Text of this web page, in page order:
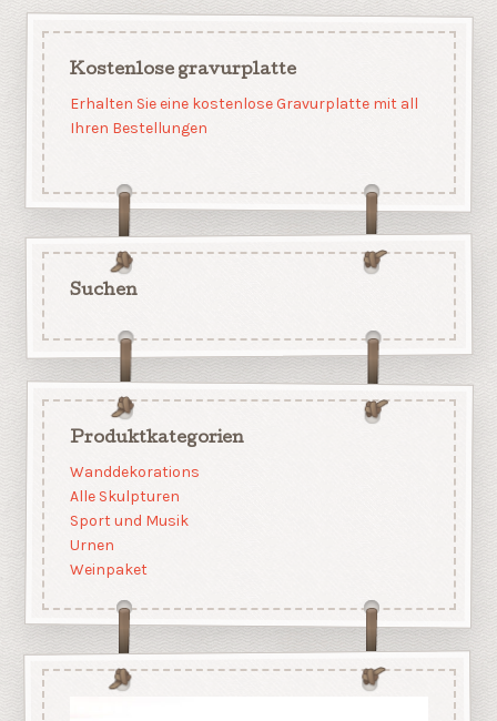
Kostenlose gravurplatte
Erhalten Sie eine kostenlose Gravurplatte mit all
Ihren Bestellungen
Suchen
Produktkategorien
Wanddekorations
Alle Skulpturen
Sport und Musik
Urnen
Weinpaket